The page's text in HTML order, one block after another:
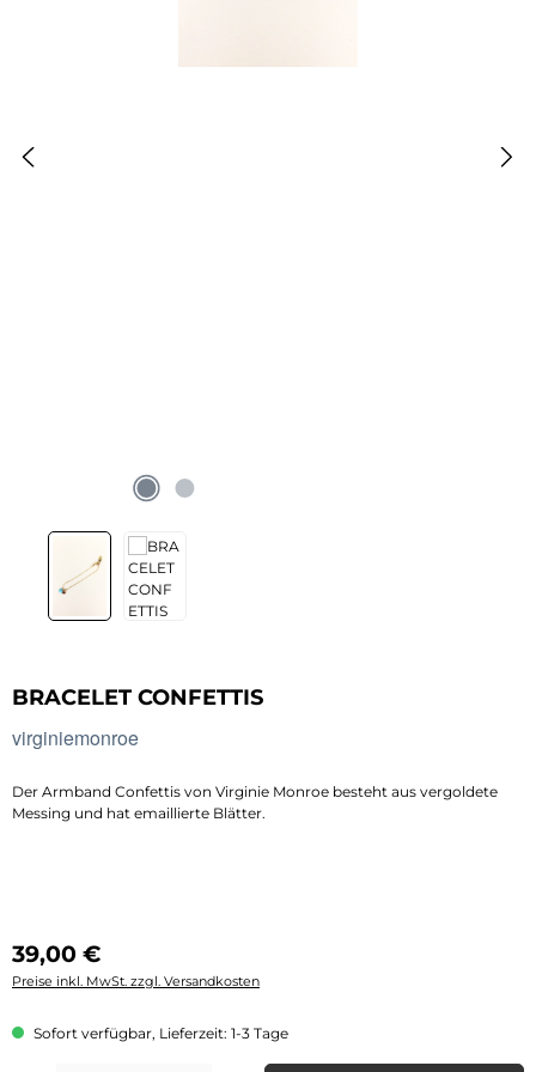
BRACELET CONFETTIS
virginiemonroe
Der Armband Confettis von Virginie Monroe besteht aus vergoldete
Messing und hat emaillierte Blätter.
Regulärer Preis:
39,00 €
Preise inkl. MwSt. zzgl. Versandkosten
Sofort verfügbar, Lieferzeit: 1-3 Tage